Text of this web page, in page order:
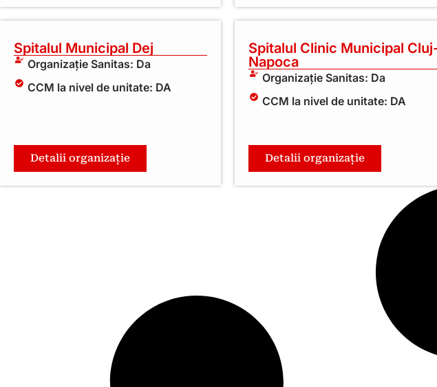
Spitalul Municipal Dej
Organizație Sanitas: Da
CCM la nivel de unitate: DA
Detalii organizație
Spitalul Clinic Municipal
Napoca
Organizație Sanitas: Da
CCM la nivel de unitate: DA
Detalii organizație